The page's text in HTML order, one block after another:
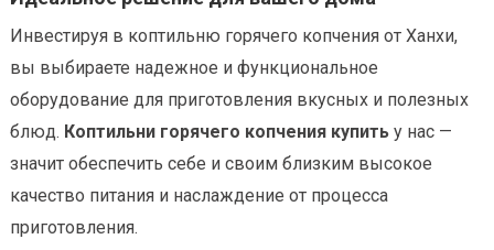
Инвестируя в коптильню горячего копчения от Ханхи,
вы выбираете надежное и функциональное
оборудование для приготовления вкусных и полезных
блюд. Коптильни горячего копчения купить у нас —
значит обеспечить себе и своим близким высокое
качество питания и наслаждение от процесса
приготовления.